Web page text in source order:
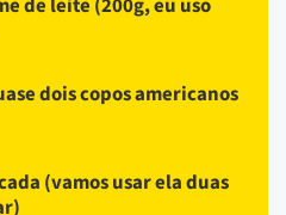
de leite (200g, eu uso
dois copos americanos
(vamos usar ela duas